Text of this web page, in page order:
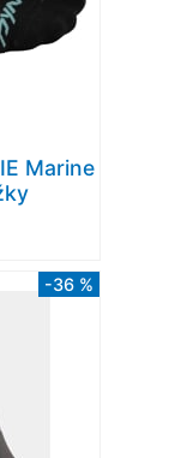
Marine
-36 %